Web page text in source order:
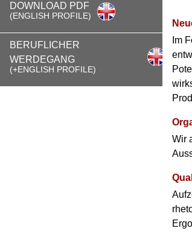
DOWNLOAD PDF
(ENGLISH PROFILE)
BERUFLICHER
WERDEGANG
(+ENGLISH PROFILE)
Im
Wir